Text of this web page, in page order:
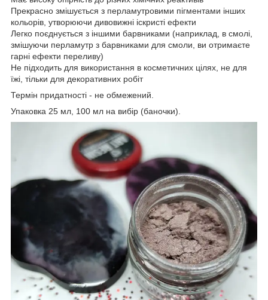
Прекрасно змішується з перламутровими пігментами інших
кольорів, утворюючи дивовижні іскристі ефекти
Легко поєднується з іншими барвниками (наприклад, в смолі,
змішуючи перламутр з барвниками для смоли, ви отримаєте
гарні ефекти переливу)
Не підходить для використання в косметичних цілях, не для
їжі, тільки для декоративних робіт
Термін придатності - не обмежений.
Упаковка 25 мл, 100 мл на вибір (баночки).